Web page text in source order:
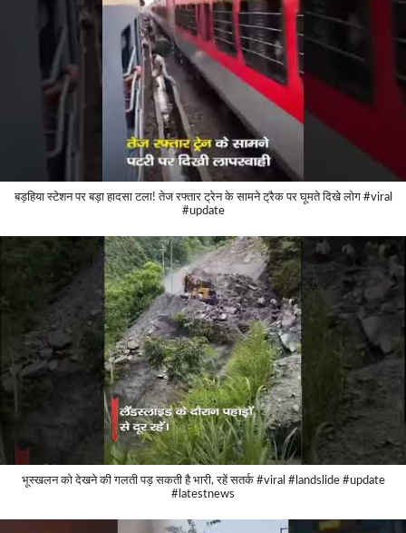
बड़हिया स्टेशन पर बड़ा हादसा टला! तेज रफ्तार ट्रेन के सामने ट्रैक पर घूमते दिखे लोग #viral
#update
भूस्खलन को देखने की गलती पड़ सकती है भारी, रहें सतर्क #viral #landslide #update
#latestnews